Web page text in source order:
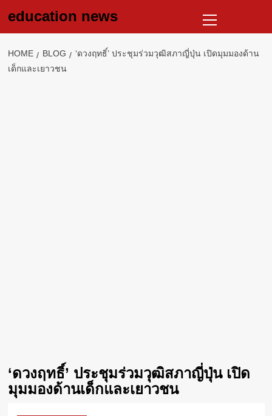
education news
Menu
HOME BLOG
‘ดวงฤทธิ์’ ประชุมร่วมวุฒิสภาญี่ปุ่น เปิดมุมมองด้าน
เด็กและเยาวชน
‘ดวงฤทธิ์’ ประชุมร่วมวุฒิสภาญี่ปุ่น เปิด
มุมมองด้านเด็กและเยาวชน